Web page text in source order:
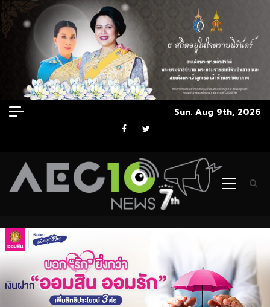
Skip
to
Sun. Aug 9th, 2026
Facebook
Twitter
Primary